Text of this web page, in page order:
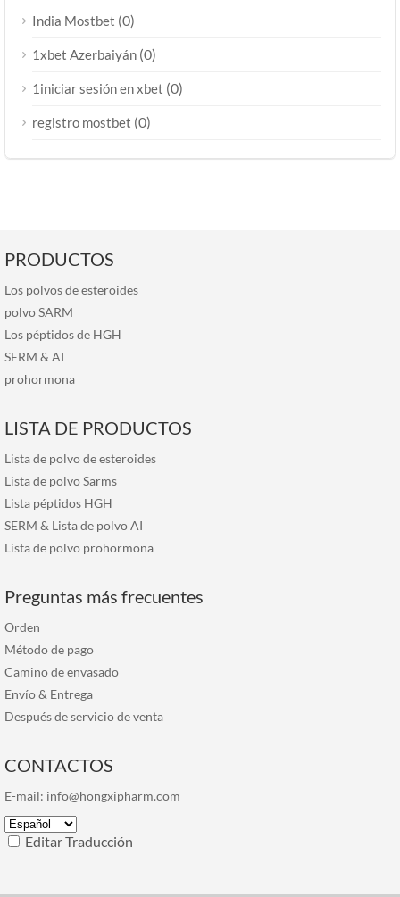
India Mostbet (0)
1xbet Azerbaiyán (0)
1iniciar sesión en xbet (0)
registro mostbet (0)
PRODUCTOS
Los polvos de esteroides
polvo SARM
Los péptidos de HGH
SERM & AI
prohormona
LISTA DE PRODUCTOS
Lista de polvo de esteroides
Lista de polvo Sarms
Lista péptidos HGH
SERM & Lista de polvo AI
Lista de polvo prohormona
Preguntas más frecuentes
Orden
Método de pago
Camino de envasado
Envío & Entrega
Después de servicio de venta
CONTACTOS
E-mail: info@hongxipharm.com
Editar Traducción